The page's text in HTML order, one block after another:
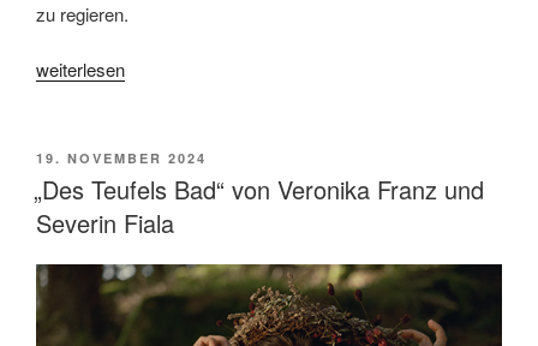
zu regieren.
„„Emilia
Jacques
Audiard:
Gesungene
Wiedergutmachung“
weiterlesen
VERÖFFENTLICHT
AM
19. NOVEMBER 2024
„Des Teufels Bad“ von Veronika Franz und
Severin Fiala